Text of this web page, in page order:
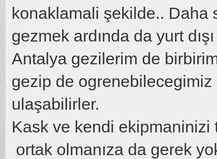
konaklamali şekilde.. Daha
gezmek ardında da yurt
Antalya gezilerim de
gezip de
ulaşabilirler.
Kask ve kendi
ortak olmanıza da gerek